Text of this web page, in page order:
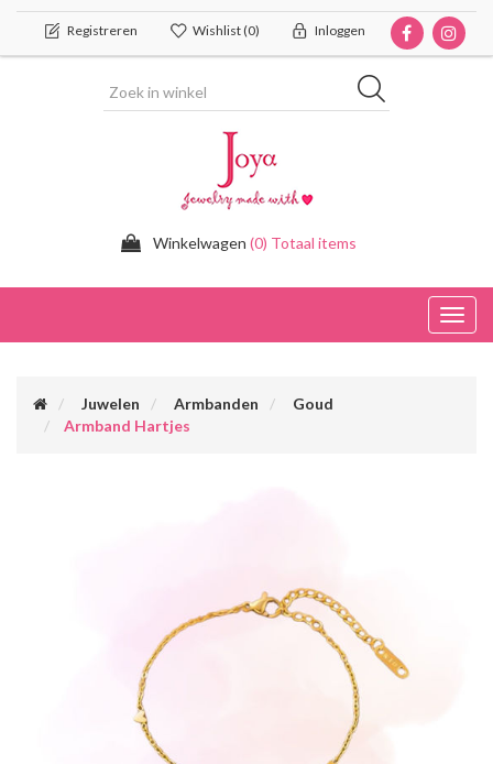
Registreren Wishlist(0) Inloggen
Winkelwagen (0) Totaal items
Juwelen Armbanden
Goud
Armband Hartjes